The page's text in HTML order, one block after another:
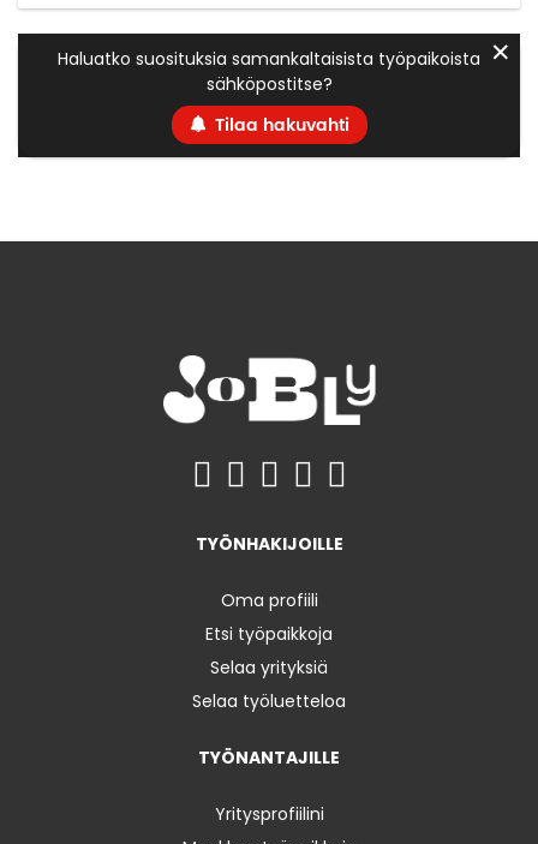
Haluatko suosituksia samankaltaisista työpaikoista
sähköpostitse?
Tilaa hakuvahti
✕
TYÖNHAKIJOILLE
Oma profiili
Etsi työpaikkoja
Selaa yrityksiä
Selaa työluetteloa
TYÖNANTAJILLE
Yritysprofiilini